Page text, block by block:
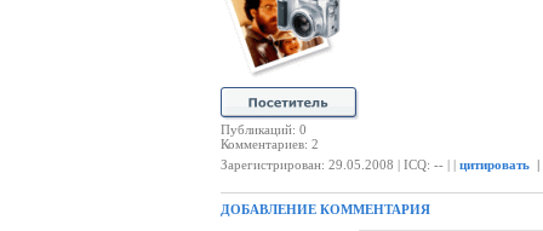
Публикаций: 0
Комментариев: 2
Зарегистрирован: 29.05.2008 | ICQ: -- | | цитировать
ДОБАВЛЕНИЕ КОММЕНТАРИЯ